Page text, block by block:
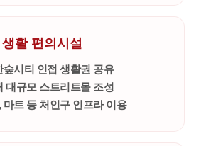
생활 편의시설
숲시티 인접 생활권 공유
대규모 스트리트몰 조성
마트 등 처인구 인프라 이용